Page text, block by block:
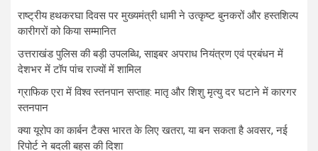
राष्ट्रीय हथकरघा दिवस पर मुख्यमंत्री धामी ने उत्कृष्ट बुनकरों और हस्तशिल्प
कारीगरों को किया सम्मानित
उत्तराखंड पुलिस की बड़ी उपलब्धि, साइबर अपराध नियंत्रण एवं प्रबंधन में
देशभर में टॉप पांच राज्यों में शामिल
ग्राफिक एरा में विश्व स्तनपान सप्ताह: मातृ और शिशु मृत्यु दर घटाने में कारगर
स्तनपान
क्या यूरोप का कार्बन टैक्स भारत के लिए खतरा, या बन सकता है अवसर, नई
रिपोर्ट ने बदली बहस की दिशा